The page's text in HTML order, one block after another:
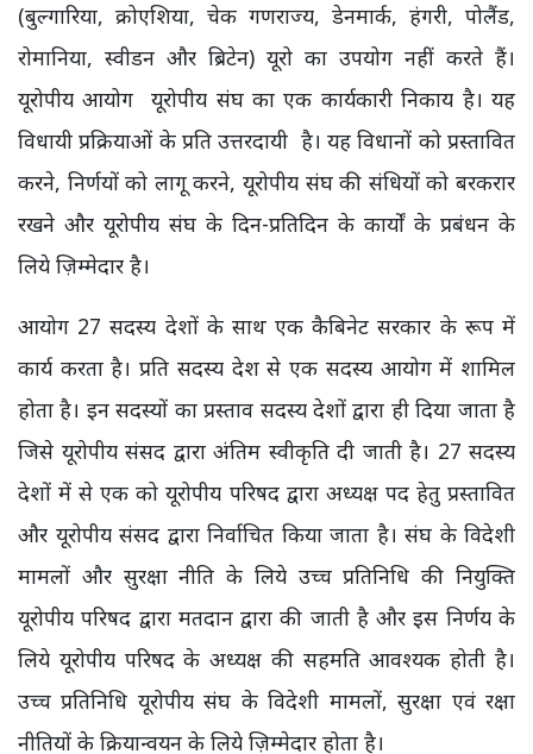
(बुल्गारिया, क्रोएशिया, चेक गणराज्य, डेनमार्क, हंगरी, पोलैंड,
रोमानिया, स्वीडन और ब्रिटेन) यूरो का उपयोग नहीं करते हैं।
यूरोपीय आयोग यूरोपीय संघ का एक कार्यकारी निकाय है। यह
विधायी प्रक्रियाओं के प्रति उत्तरदायी है। यह विधानों को प्रस्तावित
करने, निर्णयों को लागू करने, यूरोपीय संघ की संधियों को बरकरार
रखने और यूरोपीय संघ के दिन-प्रतिदिन के कार्यों के प्रबंधन के
लिये ज़िम्मेदार है।
आयोग 27 सदस्य देशों के साथ एक कैबिनेट सरकार के रूप में
कार्य करता है। प्रति सदस्य देश से एक सदस्य आयोग में शामिल
होता है। इन सदस्यों का प्रस्ताव सदस्य देशों द्वारा ही दिया जाता है
जिसे यूरोपीय संसद द्वारा अंतिम स्वीकृति दी जाती है। 27 सदस्य
देशों में से एक को यूरोपीय परिषद द्वारा अध्यक्ष पद हेतु प्रस्तावित
और यूरोपीय संसद द्वारा निर्वाचित किया जाता है। संघ के विदेशी
मामलों और सुरक्षा नीति के लिये उच्च प्रतिनिधि की नियुक्ति
यूरोपीय परिषद द्वारा मतदान द्वारा की जाती है और इस निर्णय के
लिये यूरोपीय परिषद के अध्यक्ष की सहमति आवश्यक होती है।
उच्च प्रतिनिधि यूरोपीय संघ के विदेशी मामलों, सुरक्षा एवं रक्षा
नीतियों के क्रियान्वयन के लिये ज़िम्मेदार होता है।